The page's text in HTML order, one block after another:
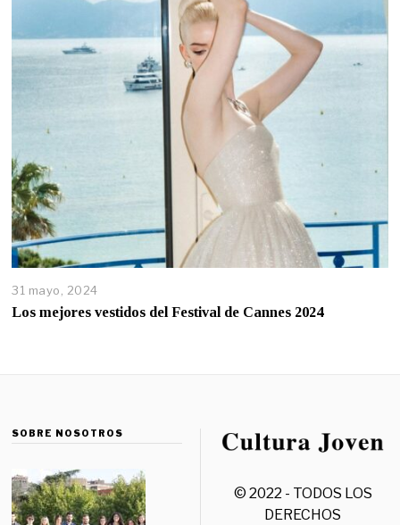
31 mayo, 2024
Los mejores vestidos del Festival de Cannes 2024
SOBRE NOSOTROS
© 2022 - TODOS LOS
DERECHOS